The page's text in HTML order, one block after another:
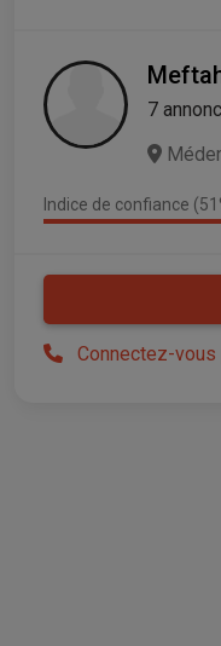
7
Indice de confiance
Connectez-vous